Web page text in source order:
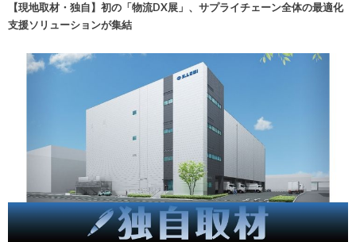
【現地取材・独自】初の「物流DX展」、サプライチェーン全体の最適化
支援ソリューションが集結